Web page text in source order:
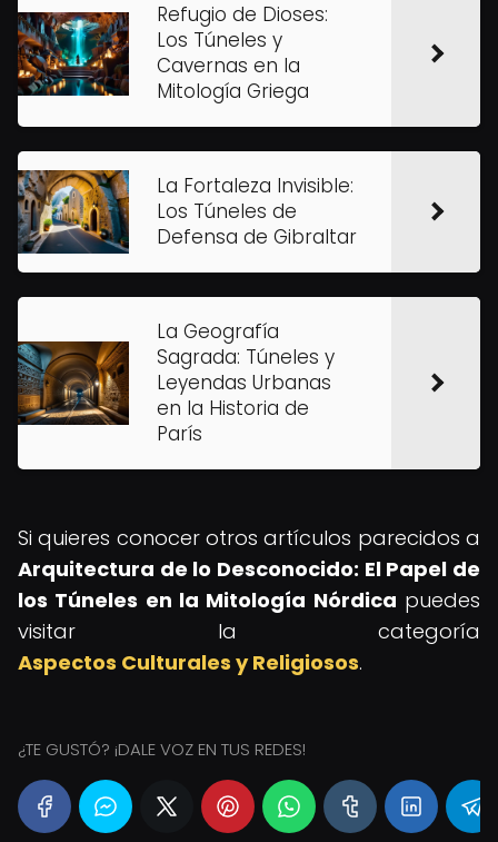
Refugio de Dioses:
Los Túneles y
Cavernas en la
Mitología Griega
La Fortaleza Invisible:
Los Túneles de
Defensa de Gibraltar
La Geografía
Sagrada: Túneles y
Leyendas Urbanas
en la Historia de
París
Si quieres conocer otros artículos parecidos a
Arquitectura de lo Desconocido: El Papel de
los Túneles en la Mitología Nórdica puedes
visitar la categoría
Aspectos Culturales y Religiosos.
¿TE GUSTÓ? ¡DALE VOZ EN TUS REDES!